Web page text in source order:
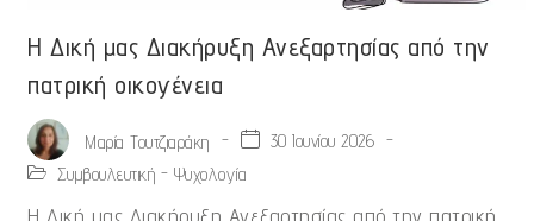
Η Δική μας Διακήρυξη Ανεξαρτησίας από την
πατρική οικογένεια
Μαρία Τουτζιαράκη - 30 Ιουνίου 2026 -
Συμβουλευτική - Ψυχολογία